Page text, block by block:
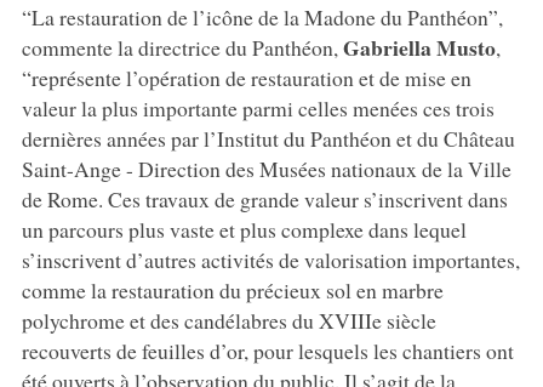
“La restauration de l’icône de la Madone du Panthéon”,
commente la directrice du Panthéon, Gabriella Musto,
“représente l’opération de restauration et de mise en
valeur la plus importante parmi celles menées ces trois
dernières années par l’Institut du Panthéon et du Château
Saint-Ange - Direction des Musées nationaux de la Ville
de Rome. Ces travaux de grande valeur s’inscrivent dans
un parcours plus vaste et plus complexe dans lequel
s’inscrivent d’autres activités de valorisation importantes,
comme la restauration du précieux sol en marbre
polychrome et des candélabres du XVIIIe siècle
recouverts de feuilles d’or, pour lesquels les chantiers ont
été ouverts à l’observation du public. Il s’agit de la